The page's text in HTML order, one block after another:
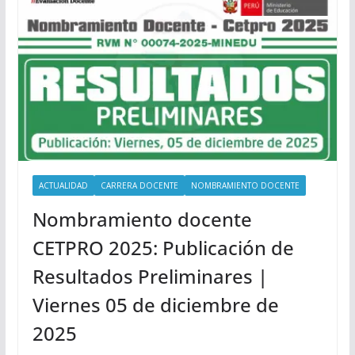
ACTUALIDAD CARRERA DOCENTE NOMBRAMIENTO DOCENTE
Nombramiento docente
CETPRO 2025: Publicación de
Resultados Preliminares |
Viernes 05 de diciembre de
2025